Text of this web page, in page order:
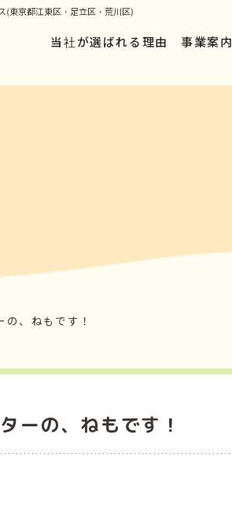
(東京都江東区・足立区・荒川区)
当社が選ばれる理由 事業案内
、ねもです！
ーの、ねもです！